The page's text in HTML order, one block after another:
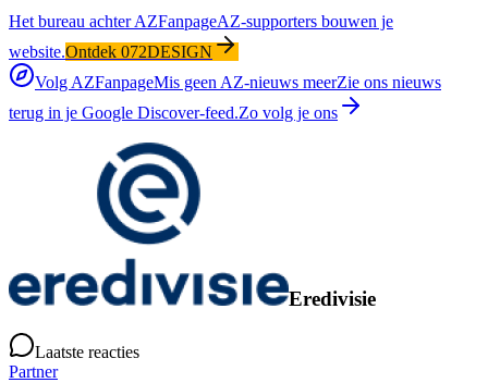
Het bureau achter AZFanpageAZ-supporters bouwen je
website.Ontdek 072DESIGN
Volg AZFanpageMis geen AZ-nieuws meerZie ons nieuws
terug in je Google Discover-feed.Zo volg je ons
Eredivisie
Laatste reacties
Partner